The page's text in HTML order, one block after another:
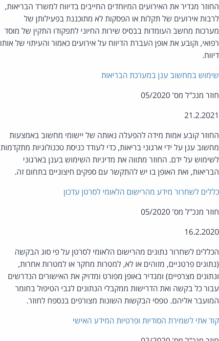
מגדיר את האירועים המיוחדים החייבים בדיווח למשרד הבריאות,
אירועים של תקלות או הפסקות לא מתוכננת בפעילותן של
מחשב העומדות בבסיס שירות החיוני לתפקודו התקין של מוסד
וקובע את אופן העברת הדיווח על אירועים כאמור והעיתוי של אותו
במחשוב ענן במערכת הבריאות
מנכ"ל מס' 05/2020
קובע אמות מידה להפעלה נאותה של יישומי מחשוב באמצעות
ענן על ידי ארגוני בריאות, כדי לעודד כניסת טכנולוגיות מתקדמות
על ידם. החוזר מתווה את מדיניות השימוש בענן בארגוני
ואת האופן בו יש להתקשר עם ספקים חיצוניים בתחום זה.
לשחרור מידע מהרישום הלאומי לסרטן עדכון
מנכ"ל מס' 05/2020
לשחרור נתונים מהרישום הלאומי לסרטן על פי סוג הבקשה
פרטניים, מזוהים או לא, למטרות מחקר או למטרות אחרות,
מצרפיים) ומגדיר באופן מפורט ומדויק את האישורים הנדרשים
כל בקשה ואת הדרישות ממקבלי הנתונים לגבי הטיפול בחומר
אליהם. טפסי הבקשות השונות מצורפים בנספח לחוזר.
אתי לשמירת הסודיות ופרטיות המידע האישי